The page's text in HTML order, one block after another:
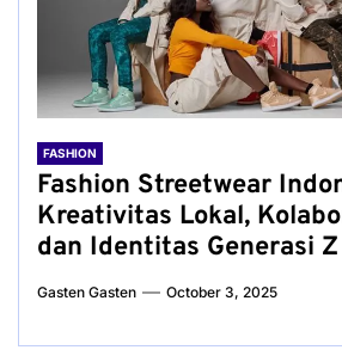
FASHION
Fashion Streetwear
Kreativitas Lokal,
dan Identitas Generasi Z
Gasten Gasten October 3, 2025